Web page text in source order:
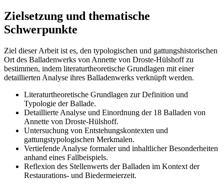
Zielsetzung und thematische
Schwerpunkte
Ziel dieser Arbeit ist es, den typologischen und gattungshistorischen
Ort des Balladenwerks von Annette von Droste-Hülshoff zu
bestimmen, indem literaturtheoretische Grundlagen mit einer
detaillierten Analyse ihres Balladenwerks verknüpft werden.
Literaturtheoretische Grundlagen zur Definition und
Typologie der Ballade.
Detaillierte Analyse und Einordnung der 18 Balladen von
Annette von Droste-Hülshoff.
Untersuchung von Entstehungskontexten und
gattungstypologischen Merkmalen.
Vertiefende Analyse formaler und inhaltlicher Besonderheiten
anhand eines Fallbeispiels.
Reflexion des Stellenwerts der Balladen im Kontext der
Restaurations- und Biedermeierzeit.